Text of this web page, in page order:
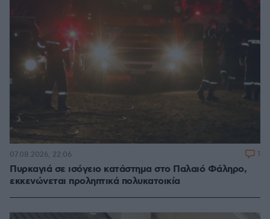
Πυρκαγιά σε ισόγειο κατάστημα στο Παλαιό Φάληρο,
εκκενώνεται προληπτικά πολυκατοικία
07.08.2026, 22:06 1